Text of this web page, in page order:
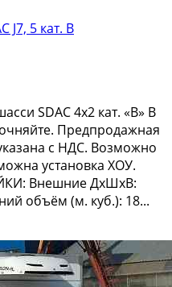
J7, 5 кат. В
SDAC 4х2 кат. «В» В
Предпродажная
с НДС. Возможно
установка ХОУ.
Внешние ДхШхВ:
объём (м. куб.): 18...